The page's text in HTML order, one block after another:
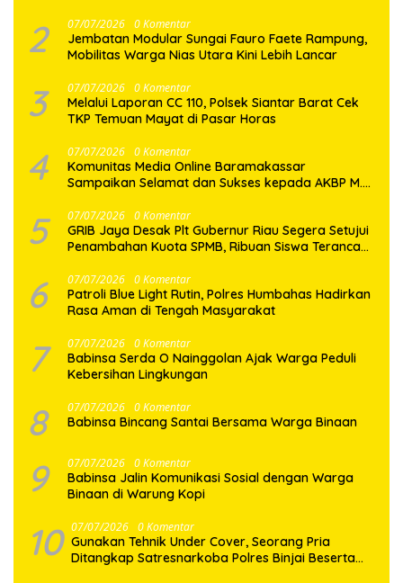
2 07/07/2026 0 Komentar
Jembatan Modular Sungai Fauro Faete Rampung,
Mobilitas Warga Nias Utara Kini Lebih Lancar
3 07/07/2026 0 Komentar
Melalui Laporan CC 110, Polsek Siantar Barat Cek
TKP Temuan Mayat di Pasar Horas
4 07/07/2026 0 Komentar
Komunitas Media Online Baramakassar
Sampaikan Selamat dan Sukses kepada AKBP M.
5 07/07/2026 0 Komentar
GRIB Jaya Desak Plt Gubernur Riau Segera Setujui
Penambahan Kuota SPMB, Ribuan Siswa Terancam
6 07/07/2026 0 Komentar
Patroli Blue Light Rutin, Polres Humbahas Hadirkan
Rasa Aman di Tengah Masyarakat
7 07/07/2026 0 Komentar
Babinsa Serda O Nainggolan Ajak Warga Peduli
Kebersihan Lingkungan
8 07/07/2026 0 Komentar
Babinsa Bincang Santai Bersama Warga Binaan
9 07/07/2026 0 Komentar
Babinsa Jalin Komunikasi Sosial dengan Warga
Binaan di Warung Kopi
10 07/07/2026 0 Komentar
Gunakan Tehnik Under Cover, Seorang Pria
Ditangkap Satresnarkoba Polres Binjai Beserta